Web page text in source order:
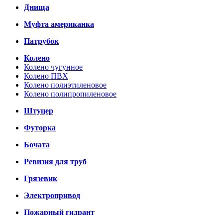
Днища
Муфта американка
Патрубок
Колено
Колено чугунное
Колено ПВХ
Колено полиэтиленовое
Колено полипропиленовое
Штуцер
Футорка
Бочата
Ревизия для труб
Грязевик
Электропривод
Пожарный гидрант